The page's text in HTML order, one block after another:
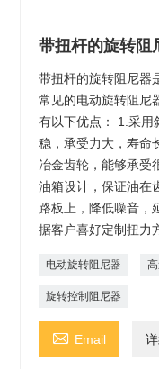
带扭杆的旋转阻
带扭杆的旋转阻尼器
常见的电动旋转阻尼
有以下优点： 1.采用
稳，承受力大，寿命
冶金齿轮，能够承受
油箱设计，保证油在
路板上，降低噪音，
据客户喜好定制扭力
电动旋转阻尼器
旋转控制阻尼器
 Email